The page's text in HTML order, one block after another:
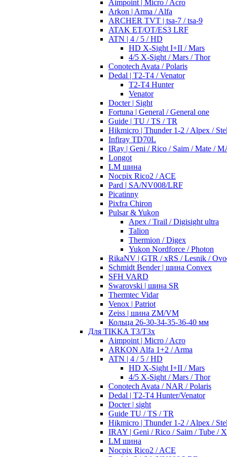
Aimpoint | Micro / Acro
Arkon | Arma / Alfa
ARCHER TVT | tsa-7 / tsa-9
ATAK ET/OT/ES3 LRF
ATN | 4 / 5 / HD
HD X-Sight I+II / Mars
4/5 X-Sight / Mars / Thor
Conotech Avata / Polaris
Dedal | T2-T4 / Venator
T2-T4 Hunter
Venator
Docter | Sight
Fortuna | General / General one
Guide | TU / TS / TR
Hikmicro | Thunder 1-2 / Alpex /
Infiray TD70L
IRay | Geni / Rico / Saim / Mate /
Longot
LM шина
Nocpix Rico2 / ACE
Pard | SA/NV008/LRF
Picatinny
Pixfra Chiron
Pulsar & Yukon
Apex / Trail / Digisight ultra
Talion
Thermion / Digex
Yukon Nordforce / Photon
RikaNV | GTR / xRS / Lesnik /
Schmidt Bender | шина Convex
SFH VARD
Swarovski | шина SR
Thermtec Vidar
Venox | Patriot
Zeiss | шина ZM/VM
Кольца 26-30-34-35-36-40 мм
Для TIKKA T3/T3x
Aimpoint | Micro / Acro
ARKON Alfa 1+2 / Arma
ATN | 4 / 5 / HD
HD X-Sight I+II / Mars
4/5 X-Sight / Mars / Thor
Conotech Avata / NAR / Polaris
Dedal | T2-T4 Hunter/Venator
Docter | sight
Guide TU / TS / TR
Hikmicro | Thunder 1-2 / Alpex /
IRAY | Geni / Rico / Saim / Tube /
LM шина
Nocpix Rico2 / ACE